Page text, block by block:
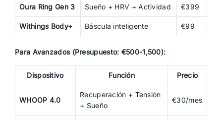
Oura Ring Gen 3 Sueño + HRV + Actividad €399
Withings Body+ Báscula inteligente €99
Para Avanzados (Presupuesto: €500-1,500):
Dispositivo Función Precio
WHOOP 4.0
Recuperación + Tensión
+ Sueño
€30/mes